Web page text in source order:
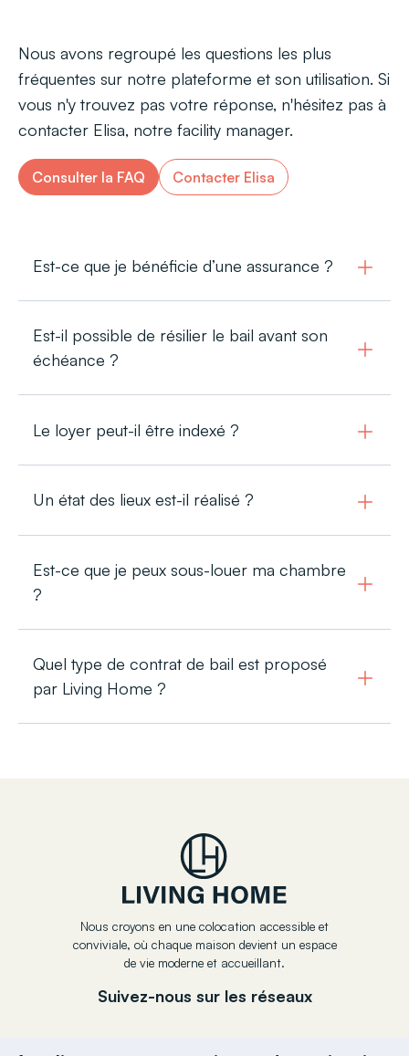
Nous avons regroupé les questions les plus
fréquentes sur notre plateforme et son utilisation. Si
vous n'y trouvez pas votre réponse, n'hésitez pas à
contacter Elisa, notre facility manager.
Consulter la FAQ Contacter Elisa
Est-ce que je bénéficie d’une assurance ?
Est-il possible de résilier le bail avant son
échéance ?
Le loyer peut-il être indexé ?
Un état des lieux est-il réalisé ?
Est-ce que je peux sous-louer ma chambre
?
Quel type de contrat de bail est proposé
par Living Home ?
Nous croyons en une colocation accessible et
conviviale, où chaque maison devient un espace
de vie moderne et accueillant.
Suivez-nous sur les réseaux